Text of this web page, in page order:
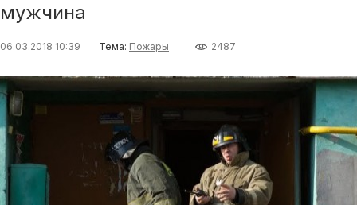
мужчина
06.03.2018 10:39 Тема: Пожары 2487